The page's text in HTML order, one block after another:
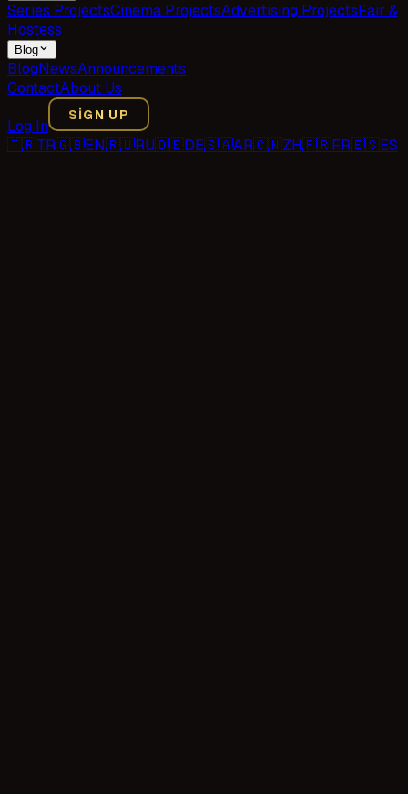
Series ProjectsCinema ProjectsAdvertising ProjectsFair &
Hostess
Blog
BlogNewsAnnouncements
ContactAbout Us
Log In
SIGN UP
🇹🇷TR🇬🇧EN🇷🇺RU🇩🇪DE🇸🇦AR🇨🇳ZH🇫🇷FR🇪🇸ES